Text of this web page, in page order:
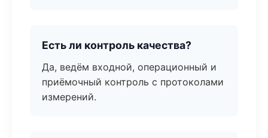
Есть ли контроль качества?
Да, ведём входной, операционный и
приёмочный контроль с протоколами
измерений.